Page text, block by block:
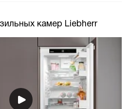
камер Liebherr